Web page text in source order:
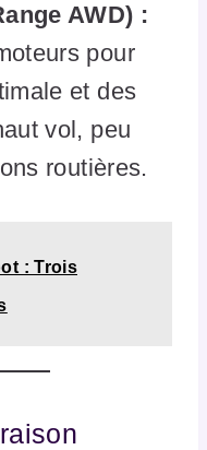
AWD) :
pour
et des
vol, peu
routières.
: Trois